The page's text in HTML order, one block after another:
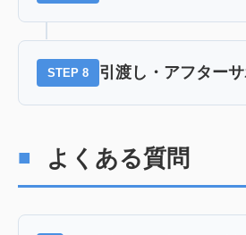
STEP 8 引渡し・アフター
よくある質問